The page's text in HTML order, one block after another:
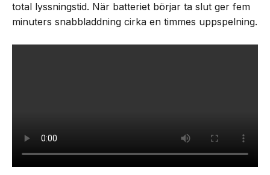
total lyssningstid. När batteriet börjar ta slut ger fem
minuters snabbladdning cirka en timmes uppspelning.